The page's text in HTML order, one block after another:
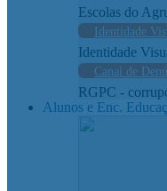
Escolas do
Identidade
Identidade
Canal de
RGPC -
Alunos e Enc.